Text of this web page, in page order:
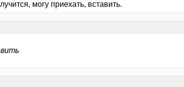
могу приехать, вставить.